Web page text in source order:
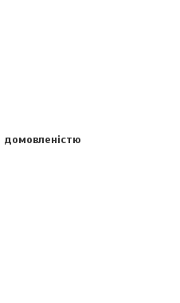
домовленістю